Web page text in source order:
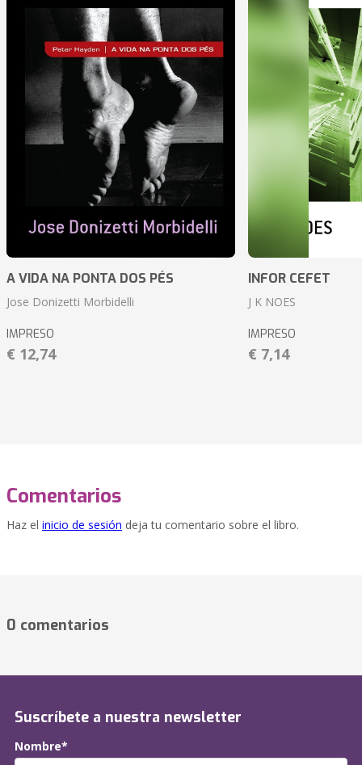
A VIDA NA PONTA DOS PÉS
Jose Donizetti Morbidelli
IMPRESO
€ 12,74
INFOR CEFET
J K NOES
IMPRESO
€ 7,14
Comentarios
Haz el inicio de sesión deja tu comentario sobre el libro.
0 comentarios
Suscríbete a nuestra newsletter
Nombre*